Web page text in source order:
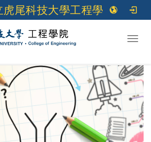
虎尾科技大學工程學院
跳到主要內容